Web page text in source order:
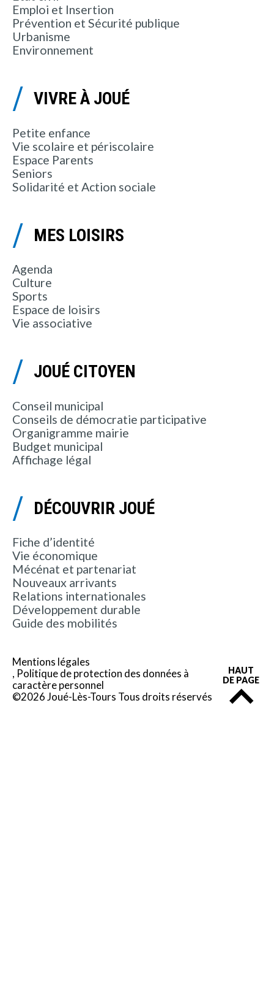
Emploi et Insertion
Prévention et Sécurité publique
Urbanisme
Environnement
VIVRE À JOUÉ
Petite enfance
Vie scolaire et périscolaire
Espace Parents
Seniors
Solidarité et Action sociale
MES LOISIRS
Agenda
Culture
Sports
Espace de loisirs
Vie associative
JOUÉ CITOYEN
Conseil municipal
Conseils de démocratie participative
Organigramme mairie
Budget municipal
Affichage légal
DÉCOUVRIR JOUÉ
Fiche d’identité
Vie économique
Mécénat et partenariat
Nouveaux arrivants
Relations internationales
Développement durable
Guide des mobilités
Mentions légales
Politique de protection des données à
caractère personnel
©2026 Joué-Lès-Tours Tous droits réservés
HAUT
DE PAGE